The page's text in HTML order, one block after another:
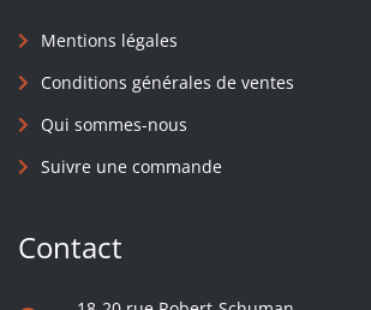
Mentions légales
Conditions générales de ventes
Qui sommes-nous
Suivre une commande
Contact